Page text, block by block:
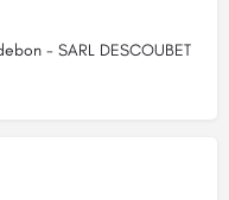
- SARL DESCOUBET